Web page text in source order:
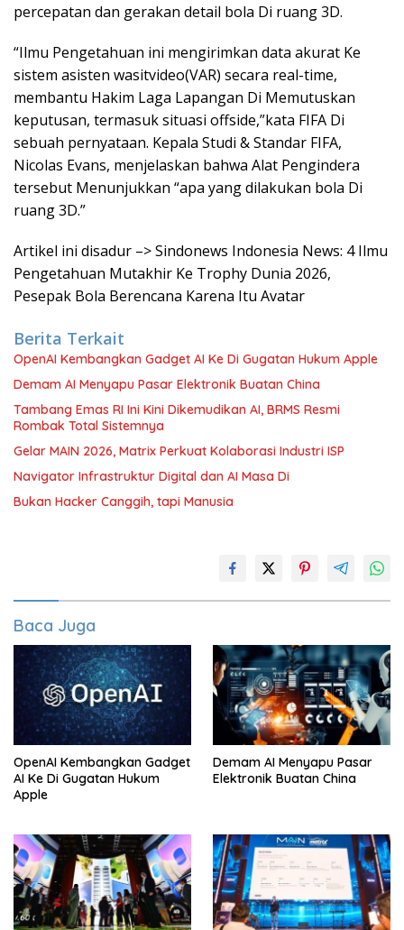
percepatan dan gerakan detail bola Di ruang 3D.
“Ilmu Pengetahuan ini mengirimkan data akurat Ke
sistem asisten wasitvideo(VAR) secara real-time,
membantu Hakim Laga Lapangan Di Memutuskan
keputusan, termasuk situasi offside,”kata FIFA Di
sebuah pernyataan. Kepala Studi & Standar FIFA,
Nicolas Evans, menjelaskan bahwa Alat Pengindera
tersebut Menunjukkan “apa yang dilakukan bola Di
ruang 3D.”
Artikel ini disadur –> Sindonews Indonesia News: 4 Ilmu
Pengetahuan Mutakhir Ke Trophy Dunia 2026,
Pesepak Bola Berencana Karena Itu Avatar
Berita Terkait
OpenAI Kembangkan Gadget AI Ke Di Gugatan Hukum Apple
Demam AI Menyapu Pasar Elektronik Buatan China
Tambang Emas RI Ini Kini Dikemudikan AI, BRMS Resmi
Rombak Total Sistemnya
Gelar MAIN 2026, Matrix Perkuat Kolaborasi Industri ISP
Navigator Infrastruktur Digital dan AI Masa Di
Bukan Hacker Canggih, tapi Manusia
Baca Juga
OpenAI Kembangkan Gadget
AI Ke Di Gugatan Hukum
Apple
Demam AI Menyapu Pasar
Elektronik Buatan China